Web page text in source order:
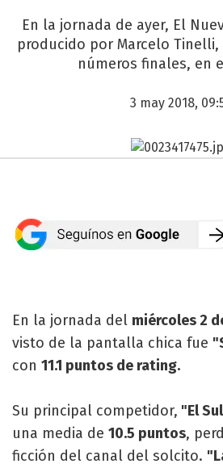
En la jornada de ayer, El
producido por Marcelo Tinelli,
números finales, en
3 may 2018,
En la jornada del miércoles 2
visto de la pantalla chica fue
con 11.1 puntos de rating.
Su principal competidor, "El
una media de 10.5 puntos,
ficción del canal del solcito.